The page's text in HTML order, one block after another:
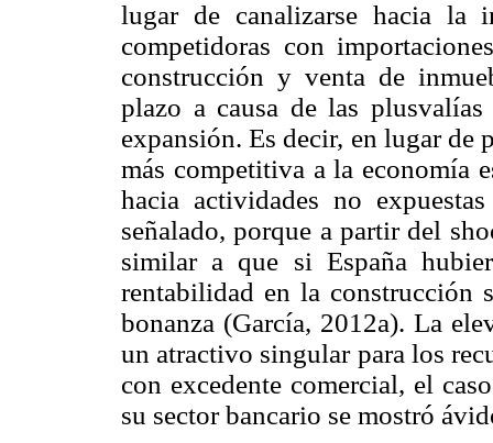
lugar de canalizarse hacia la
competidoras con
construcción y venta de
plazo a causa de las
expansión. Es decir, en lugar de
más competitiva a la economía
hacia actividades no
señalado, porque a partir del
similar a que si España
rentabilidad en la construcción
bonanza (García, 2012a). La
un atractivo singular para los
con excedente comercial, el
su sector bancario se mostró